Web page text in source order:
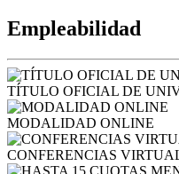
Empleabilidad
TÍTULO OFICIAL DE
MODALIDAD ONLINE
CONFERENCIAS